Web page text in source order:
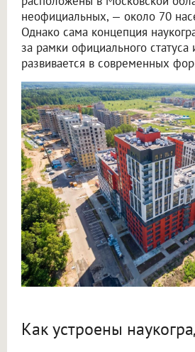
неофициальных, — около 70
Однако сама концепция
за рамки официального
развивается в современных
Как устроены